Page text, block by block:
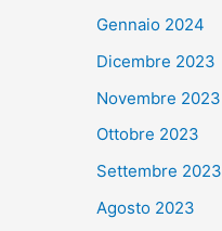
Gennaio 2024
Dicembre 2023
Novembre 2023
Ottobre 2023
Settembre 2023
Agosto 2023